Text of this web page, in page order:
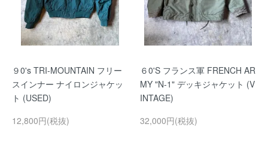
９0's TRI-MOUNTAIN フリー
スインナー ナイロンジャケッ
ト (USED)
12,800円(税抜)
６0'S フランス軍 FRENCH AR
MY "N-1" デッキジャケット (V
INTAGE)
32,000円(税抜)